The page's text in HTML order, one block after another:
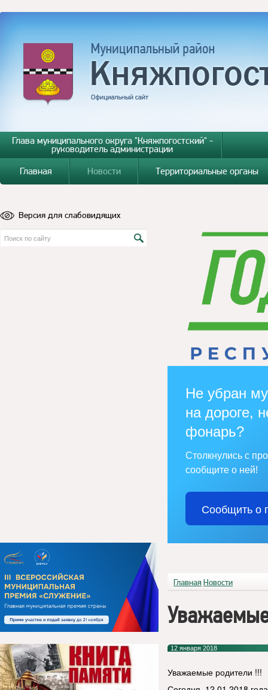
Глава муниципального округа "Княжпогостский" -
руководитель администрации
Главная
Новости Территориальные органы
Версия для слабовидящих
Не убран
на дороге,
фонарь?
Столкнулись с
сообщите о ней!
Сообщить о
Главная Новости
12 января 2018
Уважаемые родители !!!